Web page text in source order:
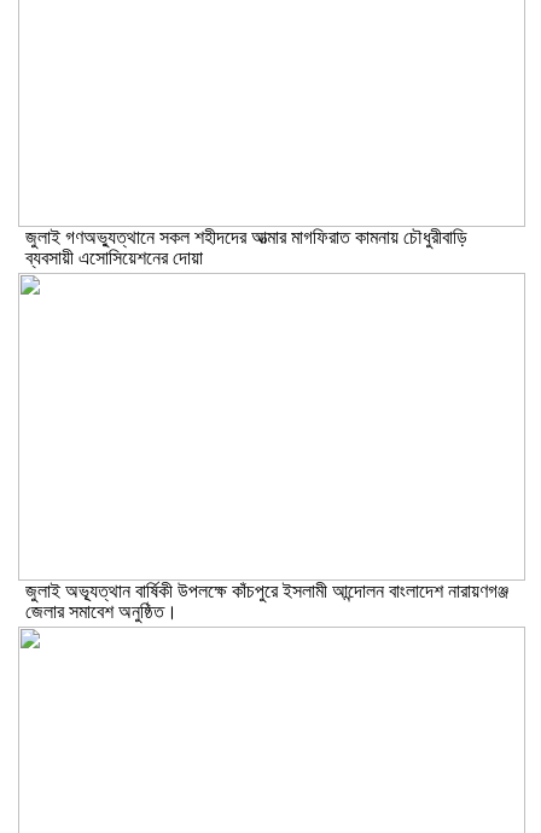
জুলাই গণঅভ্যুত্থানে সকল শহীদদের আত্মার মাগফিরাত কামনায় চৌধুরীবাড়ি
ব্যবসায়ী এসোসিয়েশনের দোয়া
জুলাই অভ্যূত্থান বার্ষিকী উপলক্ষে কাঁচপুরে ইসলামী আন্দোলন বাংলাদেশ নারায়ণগঞ্জ
জেলার সমাবেশ অনুষ্ঠিত।